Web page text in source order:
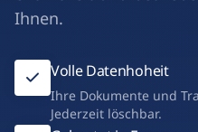
Ihnen.
Volle Datenhoheit
Ihre Dokumente und
Jederzeit löschbar.